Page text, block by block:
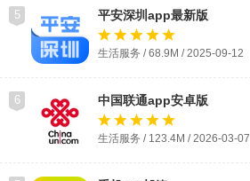
5 平安深圳app最新版
生活服务 / 68.9M / 2025-09-12
6 中国联通app安卓版
生活服务 / 123.4M / 2026-03-07